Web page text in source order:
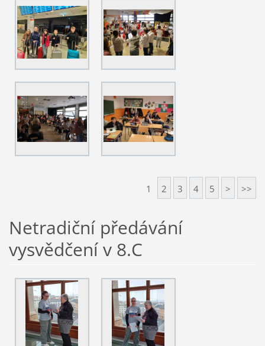
1 2 3 4 5 > >>
Netradiční předávání
vysvědčení v 8.C